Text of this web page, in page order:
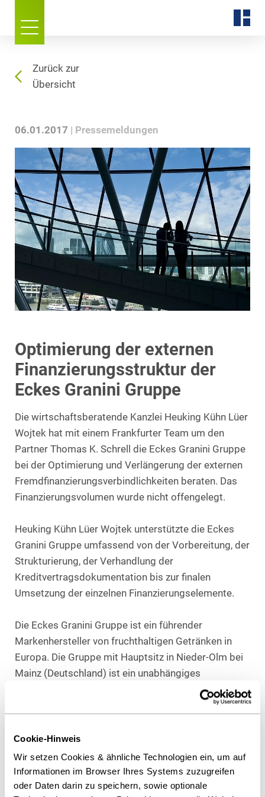
Cookie-Hinweis
Wir setzen Cookies & ähnliche Technologien ein, um auf
Informationen im Browser Ihres Systems zuzugreifen
oder Daten darin zu speichern, sowie optionale
Zurück zur
Übersicht
06.01.2017 Pressemeldungen
Optimierung der externen
Finanzierungsstruktur der
Eckes Granini Gruppe
Die wirtschaftsberatende Kanzlei Heuking Kühn Lüer
Wojtek hat mit einem Frankfurter Team um den
Partner Thomas K. Schrell die Eckes Granini Gruppe
bei der Optimierung und Verlängerung der externen
Fremdfinanzierungsverbindlichkeiten beraten. Das
Finanzierungsvolumen wurde nicht offengelegt.
Heuking Kühn Lüer Wojtek unterstützte die Eckes
Granini Gruppe umfassend von der Vorbereitung, der
Strukturierung, der Verhandlung der
Kreditvertragsdokumentation bis zur finalen
Umsetzung der einzelnen Finanzierungselemente.
Die Eckes Granini Gruppe ist ein führender
Markenhersteller von fruchthaltigen Getränken in
Europa. Die Gruppe mit Hauptsitz in Nieder-Olm bei
Mainz (Deutschland) ist ein unabhängiges
Familienunternehmen mit 899 Millionen Euro
Thomas K. Schrell, LL.M.